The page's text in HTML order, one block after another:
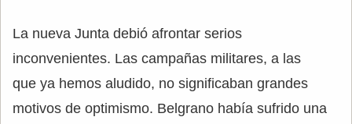
La nueva Junta debió afrontar serios
inconvenientes. Las campañas militares, a las
que ya hemos aludido, no significaban grandes
motivos de optimismo. Belgrano había sufrido una